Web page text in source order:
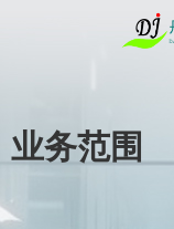
业务范围